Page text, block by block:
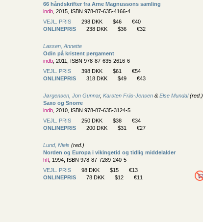
66 håndskrifter fra Arne Magnussons samling
indb , 2015, ISBN 978-87-635-4166-4
VEJL. PRIS
298 DKK $46
€40
ONLINEPRIS
238 DKK $36 €32
Lassen, Annette
Odin på kristent pergament
indb , 2011, ISBN 978-87-635-2616-6
VEJL. PRIS
398 DKK $61
€54
ONLINEPRIS
318 DKK $49 €43
Jørgensen, Jon Gunnar, Karsten Friis-Jensen & Else Mundal(red.)
Saxo og Snorre
indb , 2010, ISBN 978-87-635-3124-5
VEJL. PRIS
250 DKK $38
€34
ONLINEPRIS
200 DKK $31 €27
Lund, Niels (red.)
Norden og Europa i vikingetid og tidlig middelalder
hft , 1994, ISBN 978-87-7289-240-5
VEJL. PRIS
98 DKK $15
€13
ONLINEPRIS
78 DKK $12 €11